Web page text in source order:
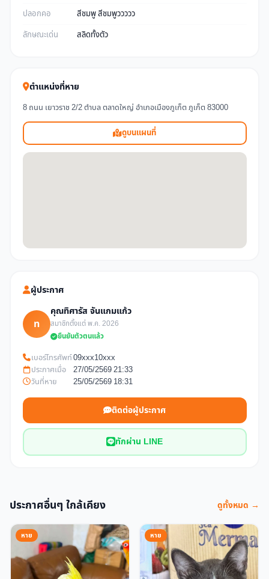
ปลอกคอ
สีชมพู สีชมพูววววว
ลักษณะเด่น
สลิดทั้งตัว
ตำแหน่งที่หาย
8 ถนน เยาวราช 2/2 ตำบล ตลาดใหญ่ อำเภอเมืองภูเก็ต ภูเก็ต 83000
ดูบนแผนที่
ผู้ประกาศ
ท
คุณทิศารัส จันแกมแก้ว
สมาชิกตั้งแต่ พ.ค. 2026
ยืนยันตัวตนแล้ว
เบอร์โทรศัพท์09xxx10xxx
ประกาศเมื่อ
27/05/2569 21:33
วันที่หาย
25/05/2569 18:31
ติดต่อผู้ประกาศ
ทักผ่าน LINE
ประกาศอื่นๆ ใกล้เคียง ดูทั้งหมด →
หาย หาย